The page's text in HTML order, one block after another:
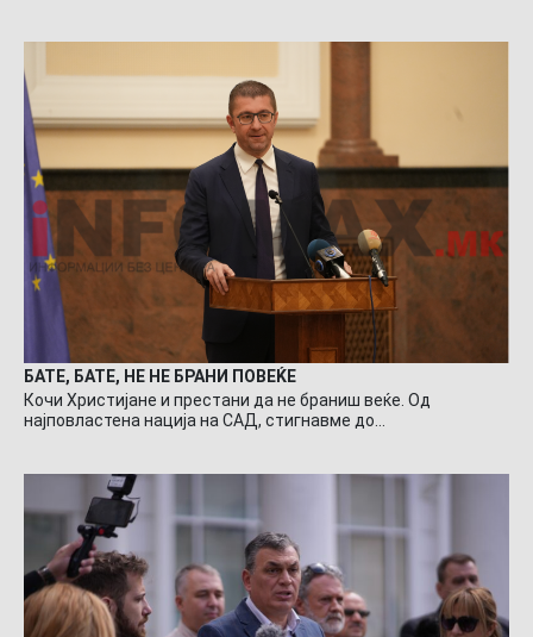
БАТЕ, БАТЕ, НЕ НЕ БРАНИ ПОВЕЌЕ
Кочи Христијане и престани да не браниш веќе. Од
најповластена нација на САД, стигнавме до…